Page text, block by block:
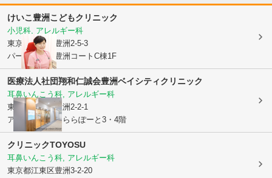
けいこ豊洲こどもクリニック
小児科, アレルギー科
東京都江東区
豊洲2-5-3
パークシティ豊洲コートC棟1F
医療法人社団翔和仁誠会豊洲ベイシティクリニック
耳鼻いんこう科, アレルギー科
東京都江東区豊洲2-2-1
アーバンドックららぽーと3・4階
クリニックTOYOSU
耳鼻いんこう科, アレルギー科
東京都江東区豊洲3-2-20